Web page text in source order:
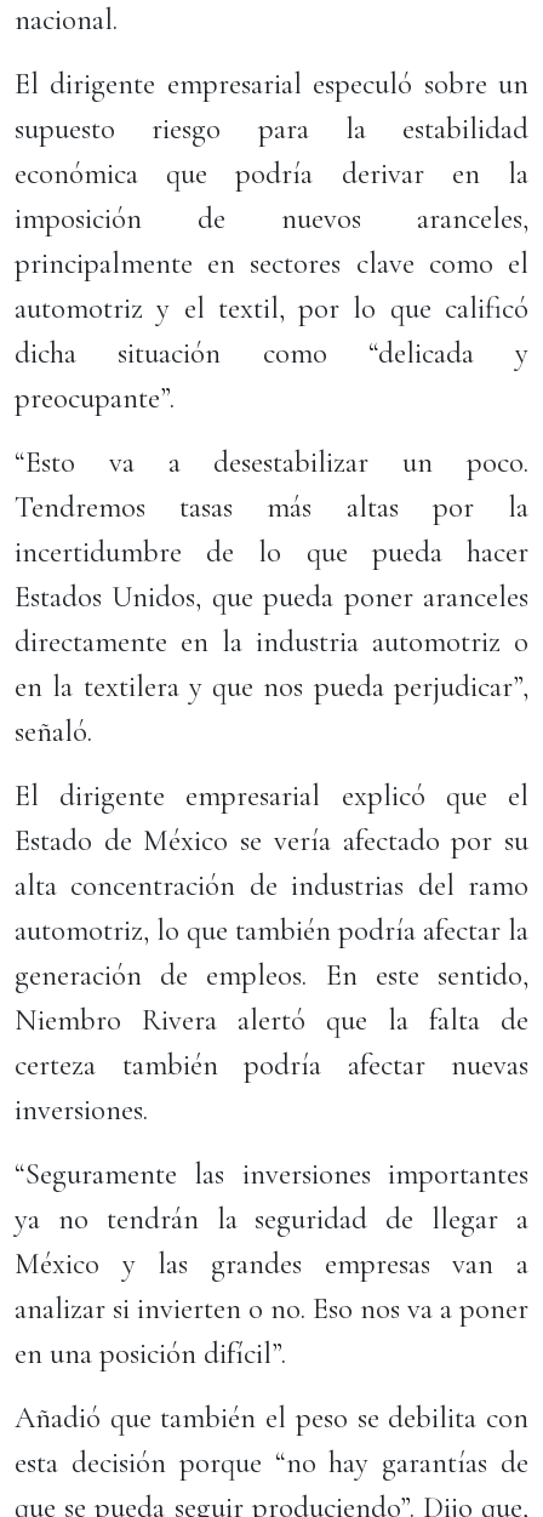
nacional.
El dirigente empresarial especuló sobre un
supuesto riesgo para la estabilidad
económica que podría derivar en la
imposición de nuevos aranceles,
principalmente en sectores clave como el
automotriz y el textil, por lo que calificó
dicha situación como “delicada y
preocupante”.
“Esto va a desestabilizar un poco.
Tendremos tasas más altas por la
incertidumbre de lo que pueda hacer
Estados Unidos, que pueda poner aranceles
directamente en la industria automotriz o
en la textilera y que nos pueda perjudicar”,
señaló.
El dirigente empresarial explicó que el
Estado de México se vería afectado por su
alta concentración de industrias del ramo
automotriz, lo que también podría afectar la
generación de empleos. En este sentido,
Niembro Rivera alertó que la falta de
certeza también podría afectar nuevas
inversiones.
“Seguramente las inversiones importantes
ya no tendrán la seguridad de llegar a
México y las grandes empresas van a
analizar si invierten o no. Eso nos va a poner
en una posición difícil”.
Añadió que también el peso se debilita con
esta decisión porque “no hay garantías de
que se pueda seguir produciendo”. Dijo que,